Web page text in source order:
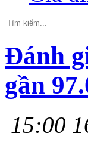
Đánh
gần
15:00